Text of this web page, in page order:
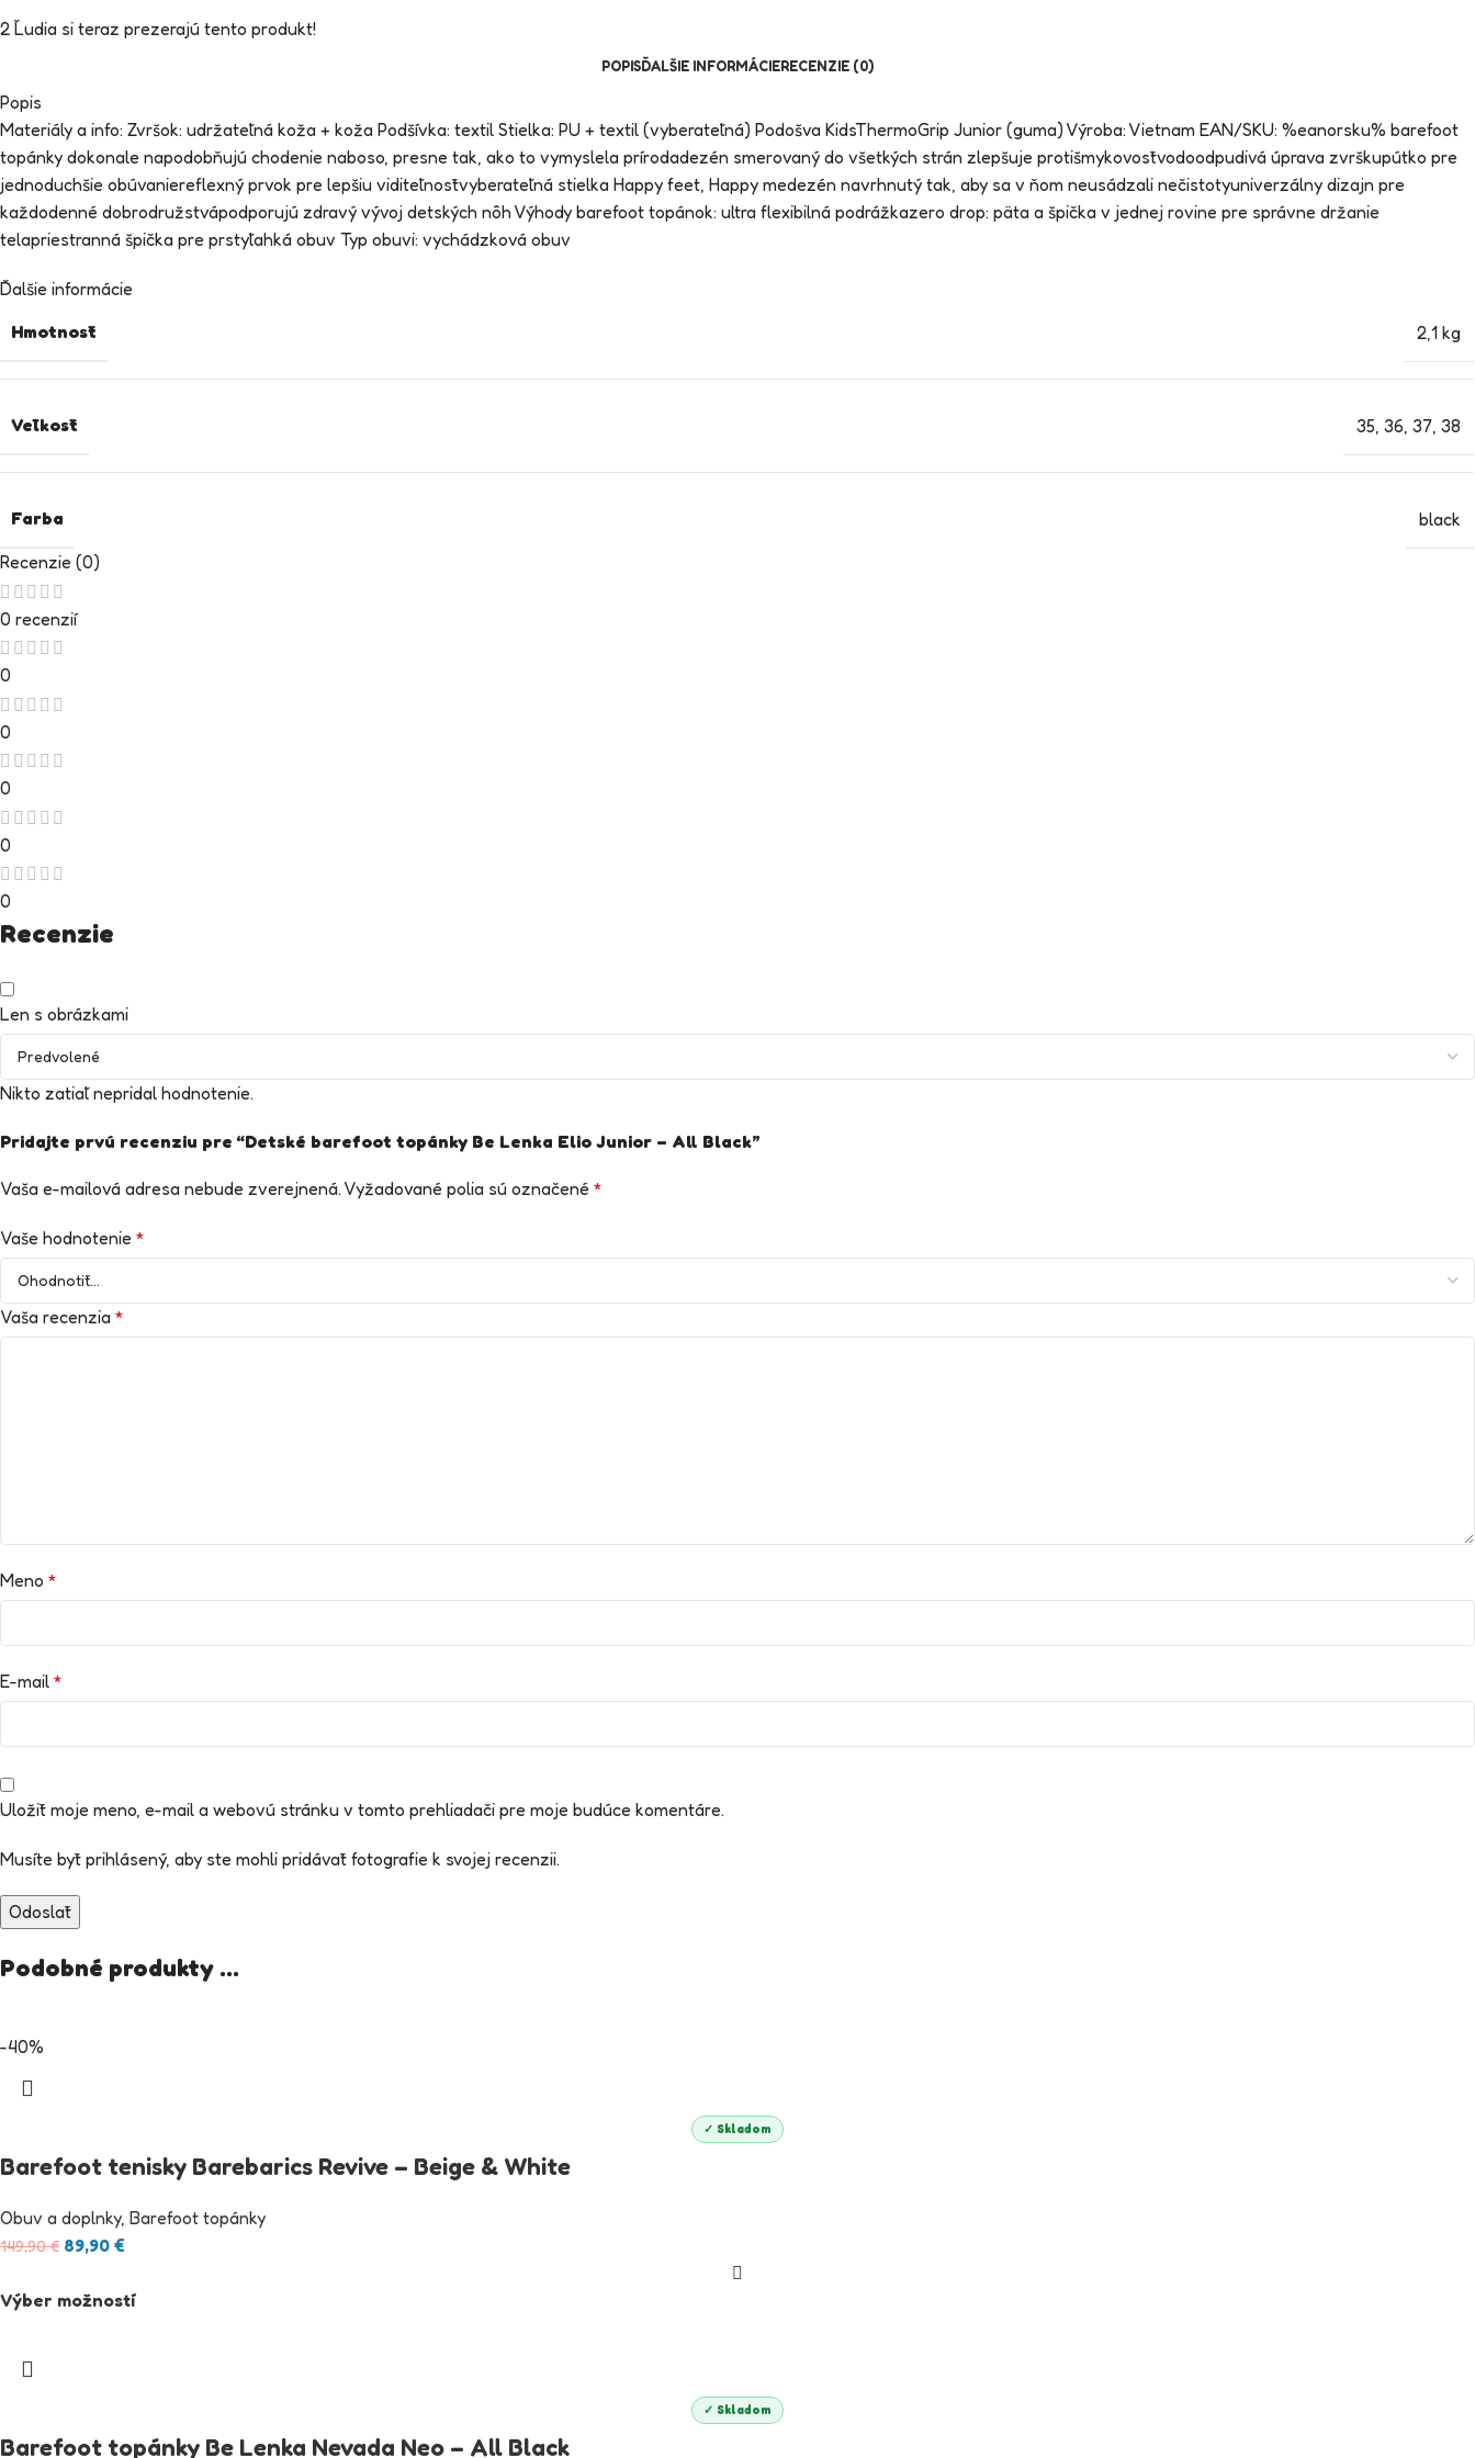
2 Ľudia si teraz prezerajú tento produkt!
POPISĎALŠIE INFORMÁCIERECENZIE (0)
Popis
Materiály a info: Zvršok: udržateľná koža + koža Podšívka: textil Stielka: PU + textil (vyberateľná) Podošva KidsThermoGrip Junior (guma) Výroba: Vietnam EAN/SKU: %eanorsku% barefoot
topánky dokonale napodobňujú chodenie naboso, presne tak, ako to vymyslela prírodadezén smerovaný do všetkých strán zlepšuje protišmykovosťvodoodpudivá úprava zvrškupútko pre
jednoduchšie obúvaniereflexný prvok pre lepšiu viditeľnosťvyberateľná stielka Happy feet, Happy medezén navrhnutý tak, aby sa v ňom neusádzali nečistotyuniverzálny dizajn pre
každodenné dobrodružstvápodporujú zdravý vývoj detských nôh Výhody barefoot topánok: ultra flexibilná podrážkazero drop: päta a špička v jednej rovine pre správne držanie
telapriestranná špička pre prstyľahká obuv Typ obuvi: vychádzková obuv
Ďalšie informácie
Hmotnosť
2,1 kg
Veľkosť 35 36 37 38
Farba
black
Recenzie (0)
0 recenzií
0
0
0
0
0
Recenzie
Len s obrázkami
Nikto zatiaľ nepridal hodnotenie.
Pridajte prvú recenziu pre “Detské barefoot topánky Be Lenka Elio Junior – All Black”
Vaša e-mailová adresa nebude zverejnená. Vyžadované polia sú označené *
Vaše hodnotenie *
Vaša recenzia *
Meno *
E-mail *
Uložiť moje meno, e-mail a webovú stránku v tomto prehliadači pre moje budúce komentáre.
Musíte byť prihlásený, aby ste mohli pridávať fotografie k svojej recenzii.
Podobné produkty ...
-40%
✓ Skladom
Barefoot tenisky Barebarics Revive – Beige & White
Obuv a doplnky, Barefoot topánky
149,90€ 89,90 €
Výber možností
✓ Skladom
Barefoot topánky Be Lenka Nevada Neo – All Black